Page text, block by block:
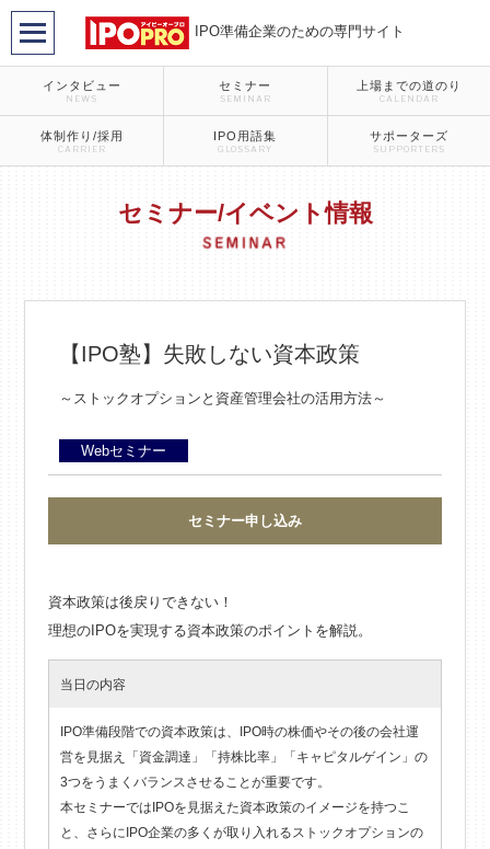
IPO準備企業のための専門サイト
インタビュー
NEWS
セミナー
SEMINAR
上場までの道のり
CALENDAR
体制作り/採用
CARRIER
IPO用語集
GLOSSARY
サポーターズ
SUPPORTERS
セミナー/イベント情報
【IPO塾】失敗しない資本政策
～ストックオプションと資産管理会社の活用方法～
Webセミナー
セミナー申し込み
資本政策は後戻りできない！
理想のIPOを実現する資本政策のポイントを解説。
当日の内容
IPO準備段階での資本政策は、IPO時の株価やその後の会社運
営を見据え「資金調達」「持株比率」「キャピタルゲイン」の
3つをうまくバランスさせることが重要です。
本セミナーではIPOを見据えた資本政策のイメージを持つこ
と、さらにIPO企業の多くが取り入れるストックオプションの